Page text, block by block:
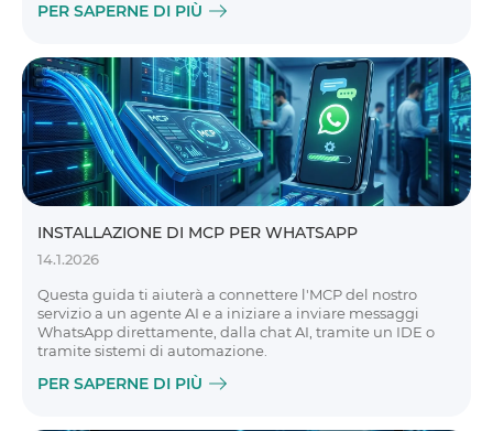
PER SAPERNE DI PIÙ
INSTALLAZIONE DI MCP PER WHATSAPP
14.1.2026
Questa guida ti aiuterà a connettere l'MCP del nostro
servizio a un agente AI e a iniziare a inviare messaggi
WhatsApp direttamente, dalla chat AI, tramite un IDE o
tramite sistemi di automazione.
PER SAPERNE DI PIÙ